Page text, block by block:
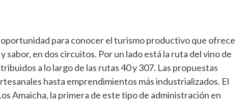
para conocer el turismo productivo que ofrece
sabor, en dos circuitos. Por un lado está la ruta del vino de
a lo largo de las rutas 40 y 307. Las propuestas
hasta emprendimientos más industrializados. El
Amaicha, la primera de este tipo de administración en